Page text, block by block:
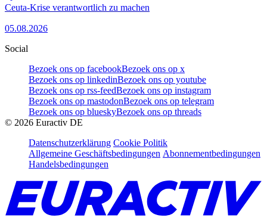
Ceuta-Krise verantwortlich zu machen
05.08.2026
Social
Bezoek ons op facebookBezoek ons op x
Bezoek ons op linkedinBezoek ons op youtube
Bezoek ons op rss-feedBezoek ons op instagram
Bezoek ons op mastodonBezoek ons op telegram
Bezoek ons op blueskyBezoek ons op threads
© 2026 Euractiv DE
Datenschutzerklärung Cookie Politik
Allgemeine Geschäftsbedingungen Abonnementbedingungen
Handelsbedingungen